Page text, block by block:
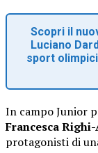
Scopri il
Luciano
sport
In campo Junior
Francesca
protagonisti di